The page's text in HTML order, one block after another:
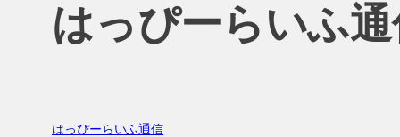
はっぴーらいふ
はっぴーらいふ通信